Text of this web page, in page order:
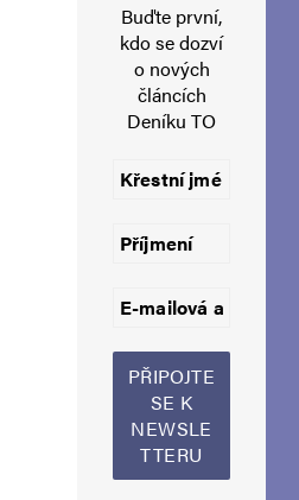
Uložit do prohlížeče jméno, e-mail a
Informujte mě o nových komentářích e-
Alternative:
Buďte první,
kdo se dozví
o nových
článcích
Deníku TO